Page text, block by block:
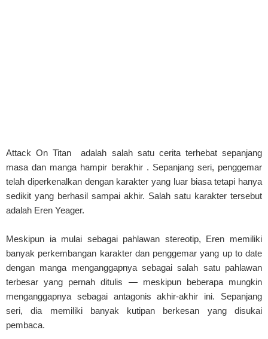
Attack On Titan adalah salah satu cerita terhebat sepanjang
masa dan manga hampir berakhir . Sepanjang seri, penggemar
telah diperkenalkan dengan karakter yang luar biasa tetapi hanya
sedikit yang berhasil sampai akhir. Salah satu karakter tersebut
adalah Eren Yeager.
Meskipun ia mulai sebagai pahlawan stereotip, Eren memiliki
banyak perkembangan karakter dan penggemar yang up to date
dengan manga menganggapnya sebagai salah satu pahlawan
terbesar yang pernah ditulis — meskipun beberapa mungkin
menganggapnya sebagai antagonis akhir-akhir ini. Sepanjang
seri, dia memiliki banyak kutipan berkesan yang disukai
pembaca.